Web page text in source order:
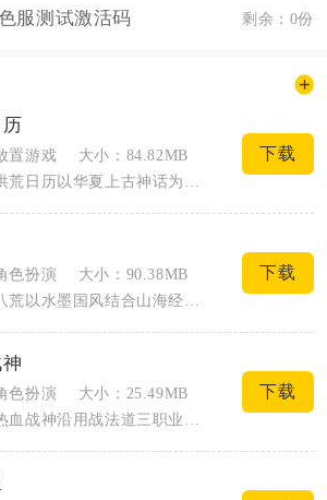
服测试激活码 剩余：0份
置游戏
大小：84.82MB
下载
色扮演
大小：90.38MB
下载
色扮演
大小：25.49MB
详情：热血战神沿用战法道三职业经典架构，以自由PK、行会攻城为核心内容，适配碎片化...
下载